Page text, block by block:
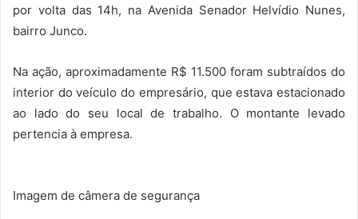
por volta das 14h, na Avenida Senador Helvídio Nunes,
bairro Junco.
Na ação, aproximadamente R$ 11.500 foram subtraídos do
interior do veículo do empresário, que estava estacionado
ao lado do seu local de trabalho. O montante levado
pertencia à empresa.
Imagem de câmera de segurança